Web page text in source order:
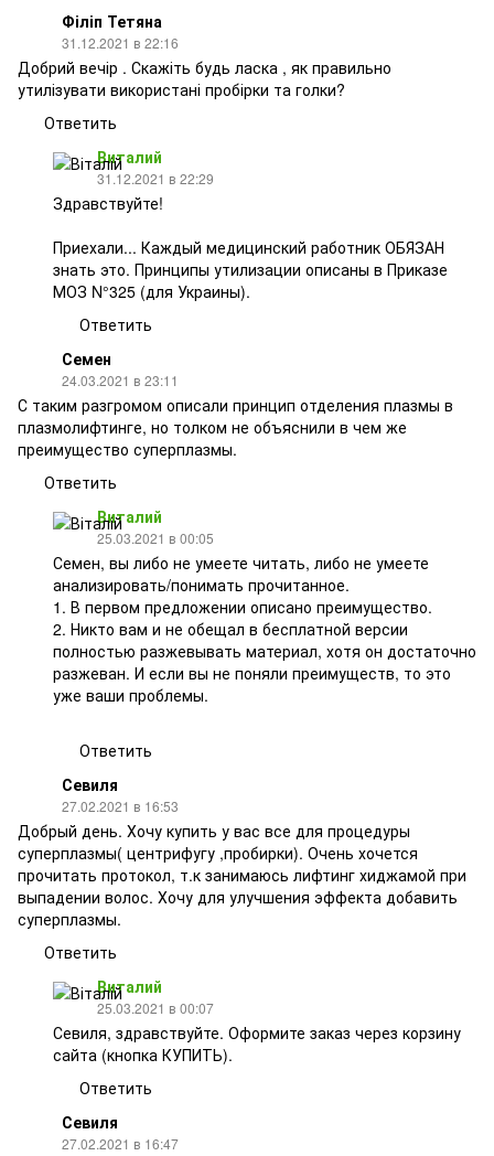
Філіп Тетяна
31.12.2021 в 22:16
Добрий вечір . Скажіть будь ласка , як правильно
утилізувати використані пробірки та голки?
Ответить
Виталий
31.12.2021 в 22:29
Здравствуйте!
Приехали... Каждый медицинский работник ОБЯЗАН
знать это. Принципы утилизации описаны в Приказе
МОЗ N°325 (для Украины).
Ответить
Семен
24.03.2021 в 23:11
С таким разгромом описали принцип отделения плазмы в
плазмолифтинге, но толком не объяснили в чем же
преимущество суперплазмы.
Ответить
Виталий
25.03.2021 в 00:05
Семен, вы либо не умеете читать, либо не умеете
анализировать/понимать прочитанное.
1. В первом предложении описано преимущество.
2. Никто вам и не обещал в бесплатной версии
полностью разжевывать материал, хотя он достаточно
разжеван. И если вы не поняли преимуществ, то это
уже ваши проблемы.
Ответить
Севиля
27.02.2021 в 16:53
Добрый день. Хочу купить у вас все для процедуры
суперплазмы( центрифугу ,пробирки). Очень хочется
прочитать протокол, т.к занимаюсь лифтинг хиджамой при
выпадении волос. Хочу для улучшения эффекта добавить
суперплазмы.
Ответить
Виталий
25.03.2021 в 00:07
Севиля, здравствуйте. Оформите заказ через корзину
сайта (кнопка КУПИТЬ).
Ответить
Севиля
27.02.2021 в 16:47